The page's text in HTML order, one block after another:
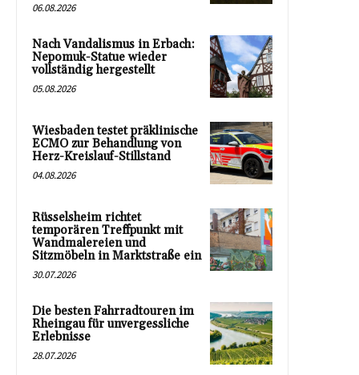
06.08.2026
Nach Vandalismus in Erbach:
Nepomuk-Statue wieder
vollständig hergestellt
05.08.2026
Wiesbaden testet präklinische
ECMO zur Behandlung von
Herz-Kreislauf-Stillstand
04.08.2026
Rüsselsheim richtet
temporären Treffpunkt mit
Wandmalereien und
Sitzmöbeln in Marktstraße ein
30.07.2026
Die besten Fahrradtouren im
Rheingau für unvergessliche
Erlebnisse
28.07.2026